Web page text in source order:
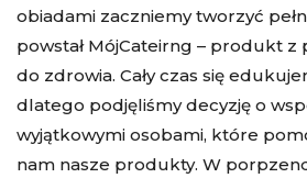
obiadami zaczniemy tworzyć
powstał MójCateirng – produkt z
do zdrowia. Cały czas się
dlatego podjęliśmy decyzję o
wyjątkowymi osobami, które
nam nasze produkty. W